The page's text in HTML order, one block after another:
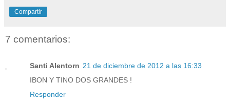
Compartir
7 comentarios:
Santi Alentorn 21 de diciembre de 2012 a las 16:33
IBON Y TINO DOS GRANDES !
Responder